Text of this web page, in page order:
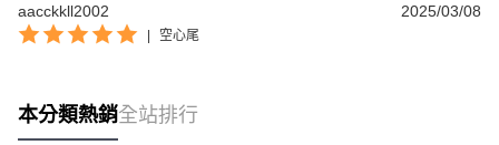
aacckkll2002
2025/03/08
| 空心尾
本分類熱銷全站排行